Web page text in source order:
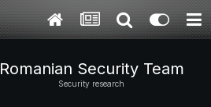
Romanian Security Team
Security research